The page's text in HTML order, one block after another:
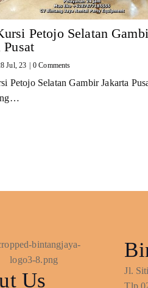
Petojo Selatan
Pusat
Jul, 23 0 Comments
Petojo Selatan Gambir Jakarta
Us
Jl.